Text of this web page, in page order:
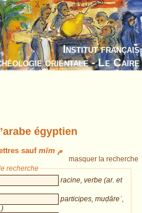
Institut français
orientale - Le Caire
égyptien
sauf mīm م
masquer la recherche
recherche
racine, verbe (ar. et
participes, muḍāreʿ,